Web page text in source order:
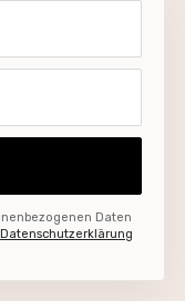
Daten
Datenschutzerklärung